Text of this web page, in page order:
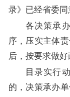
录》已经省委同
各决策承
序，压实主体
后，按要求做好
目录实行
的，决策承办